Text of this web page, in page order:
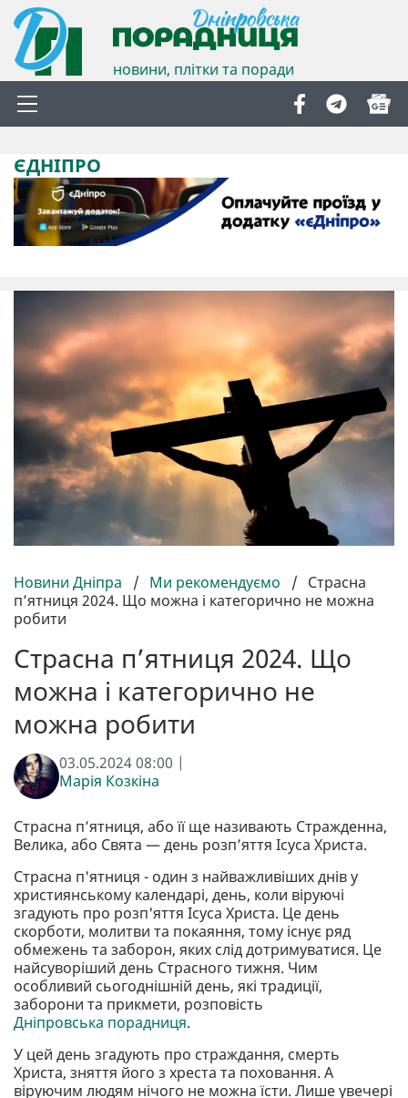
новини, плітки та поради
ЄДНІПРО
Новини Дніпра / Ми рекомендуємо / Страсна
п’ятниця 2024. Що можна і категорично не можна
робити
Страсна п’ятниця 2024. Що
можна і категорично не
можна робити
03.05.2024 08:00 |
Марія Козкіна
Страсна п’ятниця, або її ще називають Стражденна,
Велика, або Свята — день розп’яття Ісуса Христа.
Страсна п'ятниця - один з найважливіших днів у
християнському календарі, день, коли віруючі
згадують про розп'яття Ісуса Христа. Це день
скорботи, молитви та покаяння, тому існує ряд
обмежень та заборон, яких слід дотримуватися. Це
найсуворіший день Страсного тижня. Чим
особливий сьогоднішній день, які традиції,
заборони та прикмети, розповість
Дніпровська порадниця.
У цей день згадують про страждання, смерть
Христа, зняття його з хреста та поховання. А
віруючим людям нічого не можна їсти. Лише увечері